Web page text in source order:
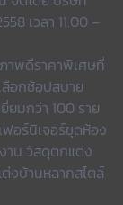
เวลา 11.00 –
พดีราคาพิเศษที่
อกช้อปสบาย
ยมกว่า 100 ราย
ฟอร์นิเจอร์ชุดห้อง
าน วัสดุตกแต่ง
งบ้านหลากสไตล์